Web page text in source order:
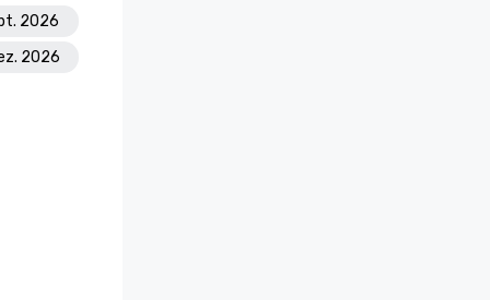
2026
2026